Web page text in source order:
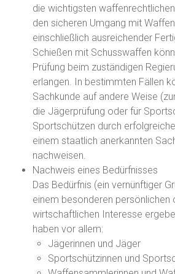
die wichtigsten
den sicheren Umgang mit
einschließlich ausreichender
Schießen mit Schusswaffen
Prüfung beim zuständigen
erlangen. In bestimmten Fällen
Sachkunde auf andere Weise
die Jägerprüfung oder für
Sportschützen durch
einem staatlich anerkannten
nachweisen.
Nachweis eines Bedürfnisses
Das Bedürfnis (ein vernünftiger
einem besonderen persönlichen
wirtschaftlichen Interesse
haben vor allem:
Jägerinnen und Jäger
Sportschützinnen und